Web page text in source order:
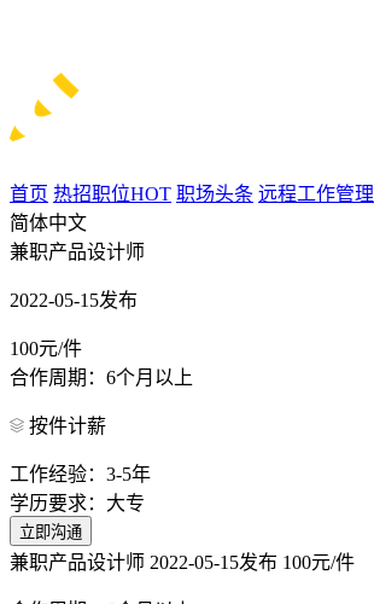
首页 热招职位HOT 职场头条 远程工作管理
简体中文
兼职产品设计师
2022-05-15发布
100元/件
合作周期：6个月以上
按件计薪
工作经验：3-5年
学历要求：大专
立即沟通
兼职产品设计师 2022-05-15发布 100元/件